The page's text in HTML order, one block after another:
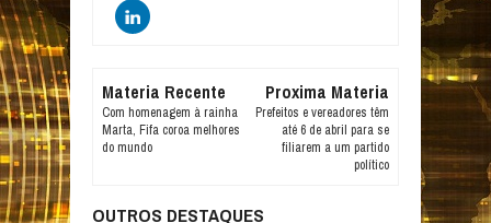
Materia Recente
Com homenagem à rainha
Marta, Fifa coroa melhores
do mundo
Proxima Materia
Prefeitos e vereadores têm
até 6 de abril para se
filiarem a um partido
político
OUTROS DESTAQUES